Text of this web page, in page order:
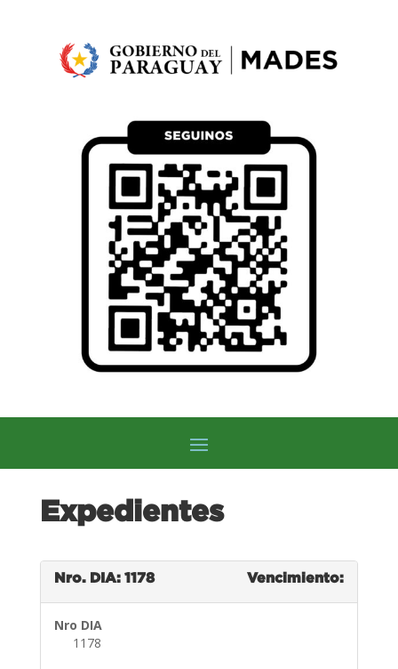
Expedientes
Nro. DIA: 1178 Vencimiento:
Nro DIA
1178